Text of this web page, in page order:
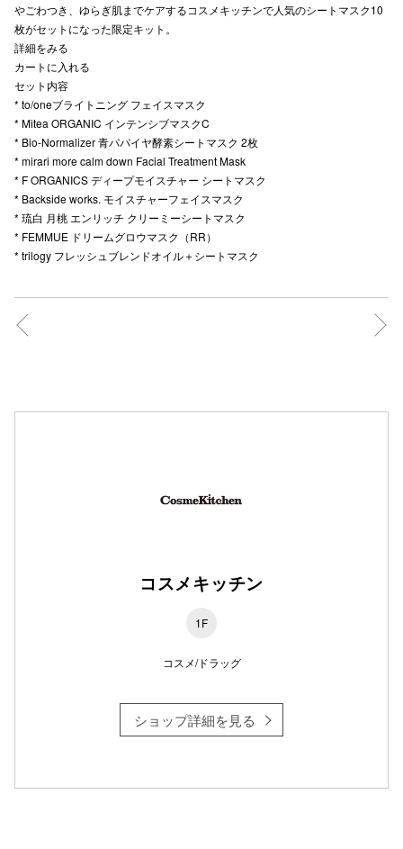
やごわつき、ゆらぎ肌までケアするコスメキッチンで人気のシートマスク10
枚がセットになった限定キット。
詳細をみる
カートに入れる
セット内容
* to/oneブライトニング フェイスマスク
* Mitea ORGANIC インテンシブマスクC
* Bio-Normalizer 青パパイヤ酵素シートマスク 2枚
* mirari more calm down Facial Treatment Mask
* F ORGANICS ディープモイスチャー シートマスク
* Backside works. モイスチャーフェイスマスク
* 琉白 月桃 エンリッチ クリーミーシートマスク
* FEMMUE ドリームグロウマスク（RR）
* trilogy フレッシュブレンドオイル＋シートマスク
コスメキッチン
1F
コスメ/ドラッグ
ショップ詳細を見る